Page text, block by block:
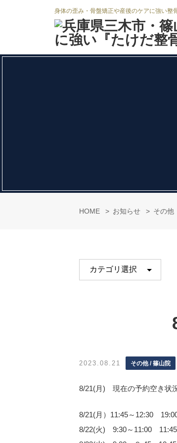
身体の歪み・骨盤矯正や産後のケアに強い整
HOME お知らせ その他
2023.08.21 その他 / 篠山院
8/21(月) 現在の予約空き状
8/21(月）11:45～12:30
8/22(火) 9:30～11:00